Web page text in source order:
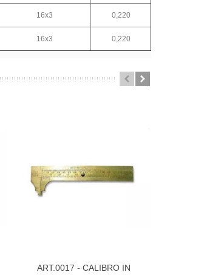
16x3 0,220
16x3 0,220
Visualizza Di Più
ART.0017 - CALIBRO IN